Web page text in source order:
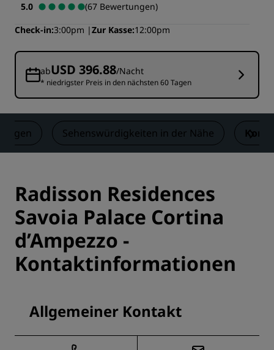
5.0
(67 Bewertungen)
Check-in 3:00pm Zur Kasse 12:00pm
abUSD 396.88/Nacht
* niedrigster Preis in den nächsten 60 Tagen
Sehenswürdigkeiten in der Nähe
Radisson Residences
Savoia Palace Cortina
d’Ampezzo -
Kontaktinformationen
Allgemeiner Kontakt